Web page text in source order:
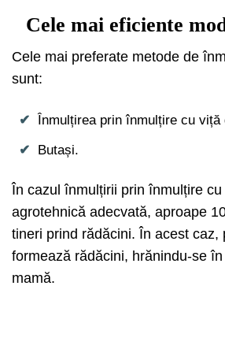
Cele mai eficiente
Cele mai preferate metode de
sunt:
Înmulțirea prin înmulțire cu viță
Butași.
În cazul înmulțirii prin înmulțire
agrotehnică adecvată, aproape
tineri prind rădăcini. În acest caz,
formează rădăcini, hrănindu-se
mamă.